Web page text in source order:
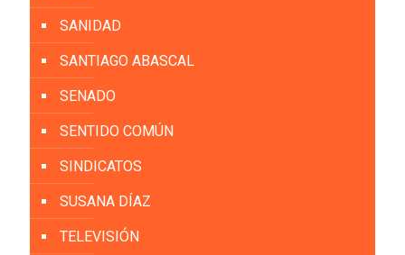
SANIDAD
SANTIAGO ABASCAL
SENADO
SENTIDO COMÚN
SINDICATOS
SUSANA DÍAZ
TELEVISIÓN